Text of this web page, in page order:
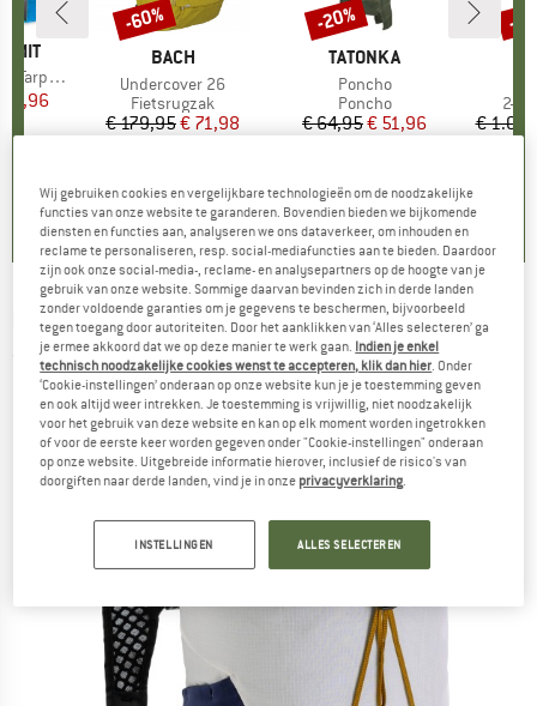
Poncho
prijs
MERK
BACH
Artikel
Undercover 26
Productgroep
Fietsrugzak
Prijs
€ 179,95Verlaagde prijs
€ 71,98
4,0(1)
Korting
-60%
MERK
TATONKA
Artikel
Poncho
Productgroep
Poncho
Prijs
€ 64,95Verlaagde prijs
€ 51,96
4,0(1)
Korting
-20%
2-
€
-
BACH -Itsy Bitsy Recor 20 - Dagrugzak
(0)
Wij gebruiken cookies en vergelijkbare technologieën om de noodzakelijke
functies van onze website te garanderen. Bovendien bieden we bijkomende
diensten en functies aan, analyseren we ons dataverkeer, om inhouden en
reclame te personaliseren, resp. social-mediafuncties aan te bieden. Daardoor
zijn ook onze social-media-, reclame- en analysepartners op de hoogte van je
gebruik van onze website. Sommige daarvan bevinden zich in derde landen
zonder voldoende garanties om je gegevens te beschermen, bijvoorbeeld
tegen toegang door autoriteiten. Door het aanklikken van ‘Alles selecteren’ ga
je ermee akkoord dat we op deze manier te werk gaan. Indien je enkel
technisch noodzakelijke cookies wenst te accepteren, klik dan hier. Onder
‘Cookie-instellingen’ onderaan op onze website kun je je toestemming geven
en ook altijd weer intrekken. Je toestemming is vrijwillig, niet noodzakelijk
voor het gebruik van deze website en kan op elk moment worden ingetrokken
of voor de eerste keer worden gegeven onder "Cookie-instellingen" onderaan
op onze website. Uitgebreide informatie hierover, inclusief de risico's van
doorgiften naar derde landen, vind je in onze privacyverklaring.
INSTELLINGEN ALLES SELECTEREN